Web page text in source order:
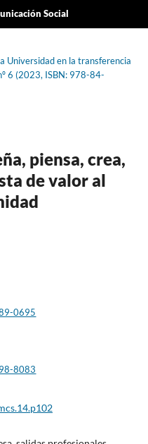
Social
Universidad en la transferencia
6 (2023, ISBN: 978-84-
piensa, crea,
de valor al
0695
8083